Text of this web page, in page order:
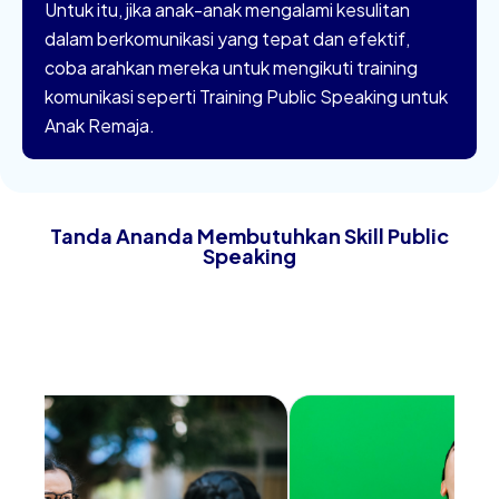
Untuk itu, jika anak-anak mengalami kesulitan
dalam berkomunikasi yang tepat dan efektif,
coba arahkan mereka untuk mengikuti training
komunikasi seperti Training Public Speaking untuk
Anak Remaja.
Tanda Ananda Membutuhkan Skill Public
Speaking